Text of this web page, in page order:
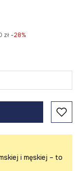
zł -28%
i męskiej – to